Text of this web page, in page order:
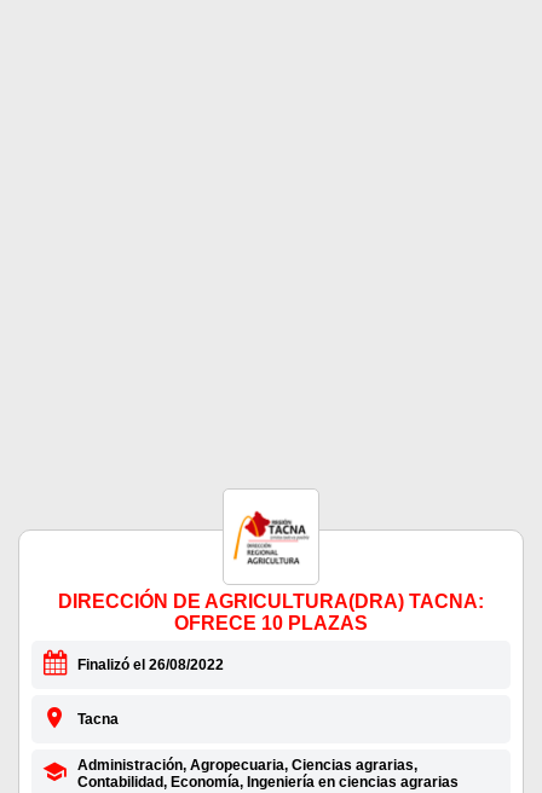
DIRECCIÓN DE AGRICULTURA(DRA) TACNA:
OFRECE 10 PLAZAS
Finalizó el 26/08/2022
Tacna
Administración, Agropecuaria, Ciencias agrarias,
Contabilidad, Economía, Ingeniería en ciencias agrarias